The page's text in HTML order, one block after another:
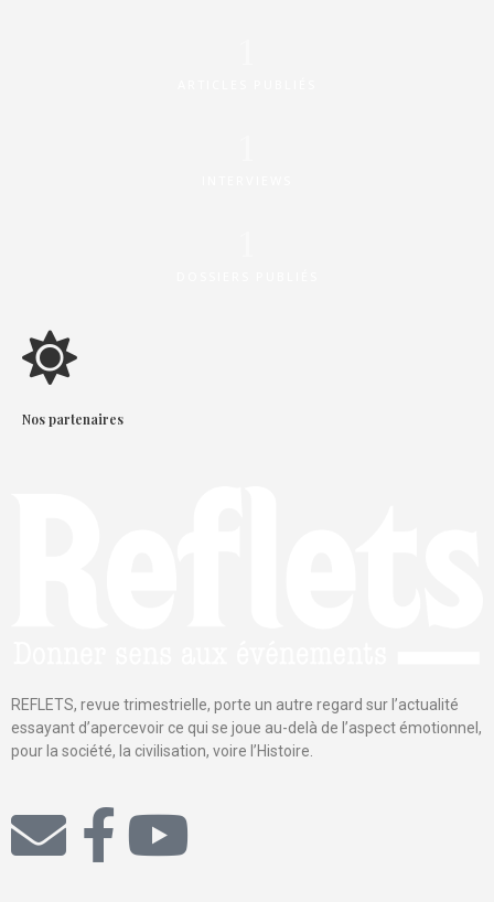
Nos partenaires
REFLETS, revue trimestrielle, porte un autre regard sur l’actualité
essayant d’apercevoir ce qui se joue au-delà de l’aspect émotionnel,
pour la société, la civilisation, voire l’Histoire.